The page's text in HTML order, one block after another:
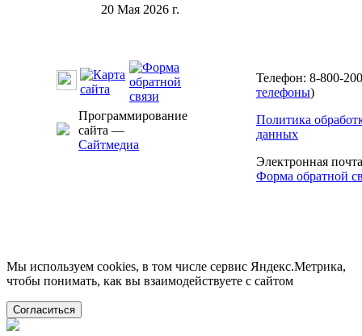
20 Мая 2026 г.
Программирование
сайта —
Сайтмедиа
Телефон: 8-800-
телефоны)
Политика
данных
Электронная
Форма обратной
Мы используем cookies, в том числе сервис Яндекс.Метрика,
чтобы понимать, как вы взаимодействуете с сайтом
Согласиться